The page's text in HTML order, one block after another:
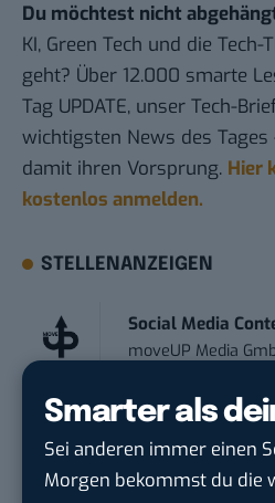
Smarter als
Sei anderen immer einen
Morgen bekommst du die
Du möchtest nicht
KI, Green Tech und die
geht? Über 12.000 smarte
Tag UPDATE, unser Tech-
wichtigsten News des
damit ihren Vorsprung. Hier
kostenlos anmelden.
STELLENANZEIGEN
Social Media
moveUP Media
Anforderungs-
touristische...
trendtours Holding